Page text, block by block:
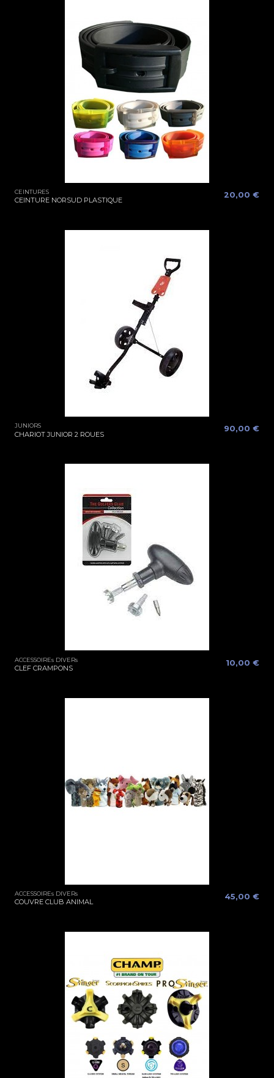
CEINTURES
CEINTURE NORSUD PLASTIQUE
20,00 €
JUNIORS
CHARIOT JUNIOR 2 ROUES
90,00 €
ACCESSOIREs DIVERs
CLEF CRAMPONS
10,00 €
ACCESSOIREs DIVERs
COUVRE CLUB ANIMAL
45,00 €